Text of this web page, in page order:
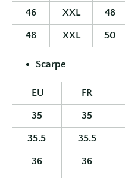
46 XXL 48
48 XXL 50
Scarpe
EU FR
35 35
35.5 35.5
36 36